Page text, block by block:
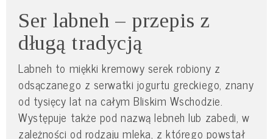
Ser labneh – przepis z
długą tradycją
Labneh to miękki kremowy serek robiony z
odsączanego z serwatki jogurtu greckiego, znany
od tysięcy lat na całym Bliskim Wschodzie.
Występuje także pod nazwą lebneh lub zabedi, w
zależności od rodzaju mleka, z którego powstał